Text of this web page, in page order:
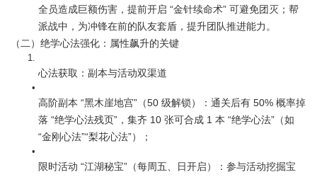
全员造成巨额伤害，提前开启 “金针续命术” 可避免团灭；帮
派战中，为冲锋在前的队友套盾，提升团队推进能力。
（二）绝学心法强化：属性飙升的关键
心法获取：副本与活动双渠道
高阶副本 “黑木崖地宫”（50 级解锁）：通关后有 50% 概率掉
落 “绝学心法残页”，集齐 10 张可合成 1 本 “绝学心法”（如
“金刚心法”“梨花心法”）；
限时活动 “江湖秘宝”（每周五、日开启）：参与活动挖掘宝